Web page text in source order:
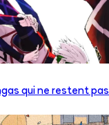
qui ne restent pas